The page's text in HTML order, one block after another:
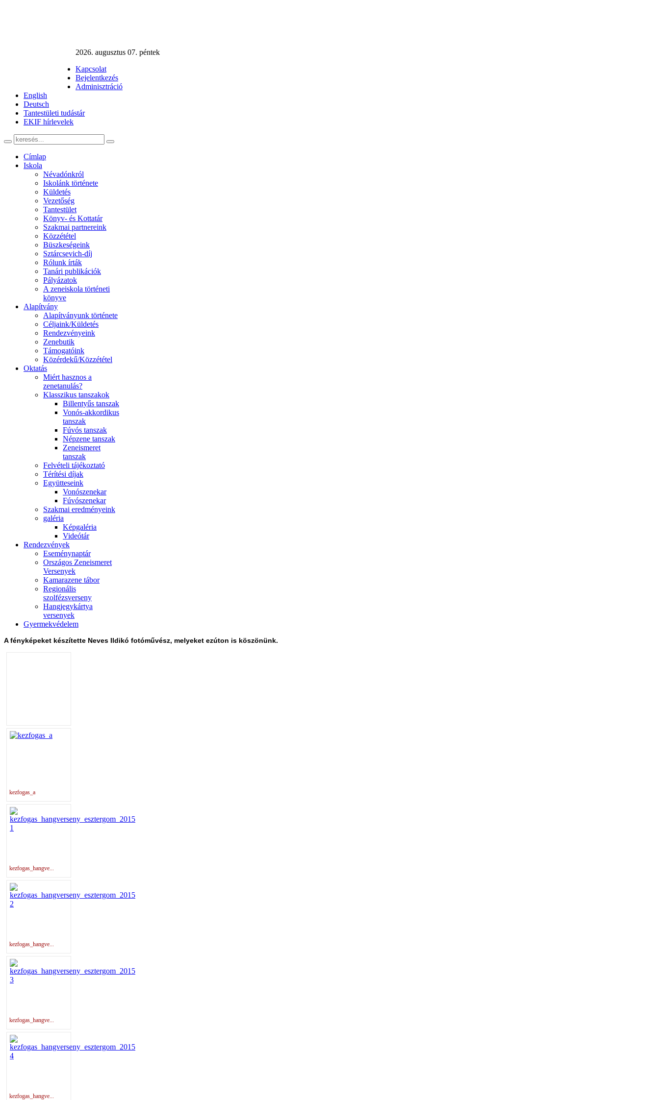
2026. augusztus 07. péntek
Kapcsolat
Bejelentkezés
Adminisztráció
English
Deutsch
Tantestületi tudástár
EKIF hírlevelek
Címlap
Iskola
Névadónkról
Iskolánk története
Küldetés
Vezetőség
Tantestület
Könyv- és Kottatár
Szakmai partnereink
Közzététel
Büszkeségeink
Sztárcsevich-díj
Rólunk írták
Tanári publikációk
Pályázatok
A zeneiskola történeti
könyve
Alapítvány
Alapítványunk története
Céljaink/Küldetés
Rendezvényeink
Zenebutik
Támogatóink
Közérdekű/Közzététel
Oktatás
Miért hasznos a
zenetanulás?
Klasszikus tanszakok
Billentyűs tanszak
Vonós-akkordikus
tanszak
Fúvós tanszak
Népzene tanszak
Zeneismeret
tanszak
Felvételi tájékoztató
Térítési díjak
Együtteseink
Vonószenekar
Fúvószenekar
Szakmai eredményeink
galéria
Képgaléria
Videótár
Rendezvények
Eseménynaptár
Országos Zeneismeret
Versenyek
Kamarazene tábor
Regionális
szolfézsverseny
Hangjegykártya
versenyek
Gyermekvédelem
A fényképeket készítette Neves Ildikó fotóművész, melyeket ezúton is köszönünk.
kezfogas_a
kezfogas_hangve...
kezfogas_hangve...
kezfogas_hangve...
kezfogas_hangve...